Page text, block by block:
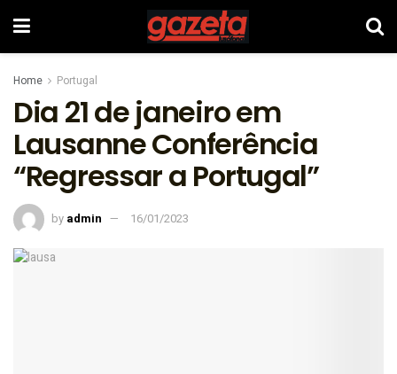
Home Portugal
Dia 21 de janeiro em
Lausanne Conferência
“Regressar a Portugal”
by admin 16/01/2023